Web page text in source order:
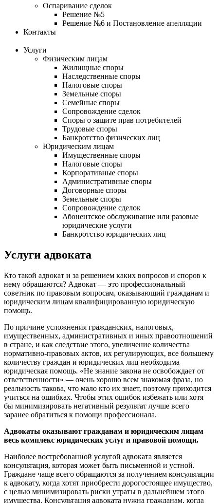
Оспаривание сделок
Решение №5
Решение №6 и Постановление апелляции
Контакты
Услуги
Физическим лицам
Жилищные споры
Наследственные споры
Налоговые споры
Земельные споры
Семейные споры
Сопровождение сделок
Споры о защите прав потребителей
Трудовые споры
Банкротство физических лиц
Юридическим лицам
Имущественные споры
Налоговые споры
Корпоративные споры
Административные споры
Договорные споры
Земельные споры
Сопровождение сделок
Абонентское обслуживание или разовые
юридические услуги
Банкротство юридических лиц
Услуги адвоката
Кто такой адвокат и за решением каких вопросов и споров к
нему обращаются? Адвокат — это профессиональный
советник по правовым вопросам, оказывающий гражданам и
юридическим лицам квалифицированную юридическую
помощь.
По причине усложнения гражданских, налоговых,
имущественных, административных и иных правоотношений
в стране, и как следствие этого, увеличение количества
нормативно-правовых актов, их регулирующих, все большему
количеству граждан и юридических лиц необходима
юридическая помощь. «Не знание закона не освобождает от
ответственности» — очень хорошо всем знакомая фраза, но
реальность такова, что мало кто их знает, поэтому приходится
учиться на ошибках. Чтобы этих ошибок избежать или хотя
бы минимизировать негативный результат лучше всего
заранее обратиться к помощи профессионала.
Адвокаты оказывают гражданам и юридическим лицам
весь комплекс юридических услуг и правовой помощи.
Наиболее востребованной услугой адвоката является
консультация, которая может быть письменной и устной.
Граждане чаще всего обращаются за получением консультации
к адвокату, когда хотят приобрести дорогостоящее имущество,
с целью минимизировать риски утраты в дальнейшем этого
имущества. Консультация адвоката нужна гражданам, когда